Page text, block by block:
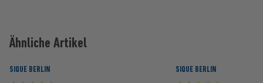
Ähnliche Artikel
SIQUE BERLIN SIQUE BERLIN